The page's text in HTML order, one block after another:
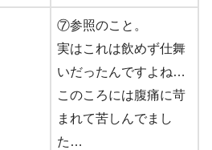
⑦参照のこと。
実はこれは飲めず仕舞
いだったんですよね…
このころには腹痛に苛
まれて苦しんでまし
た…